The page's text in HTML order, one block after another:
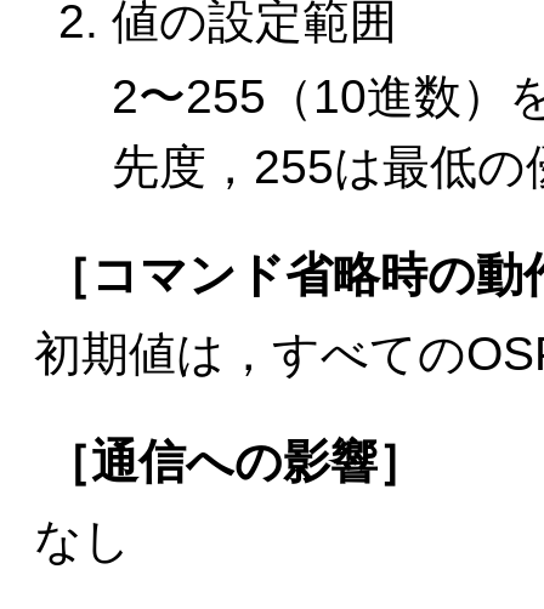
値の設定範囲
2〜255（10進数）
先度，255は最低
［コマンド省略時の動
初期値は，すべての
［通信への影響］
なし